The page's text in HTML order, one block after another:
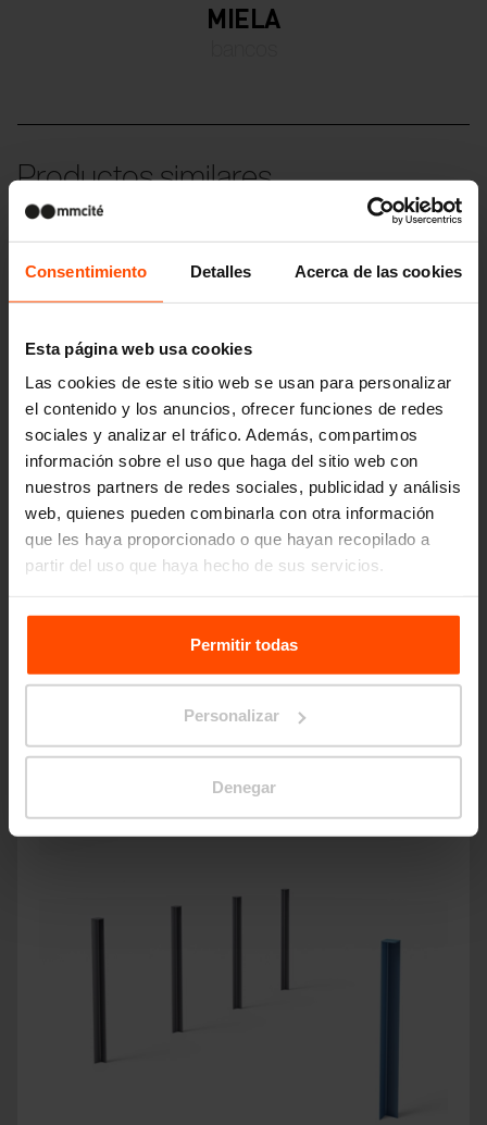
Consentimiento Detalles Acerca de las cookies
Esta página web usa cookies
Las cookies de este sitio web se usan para personalizar
el contenido y los anuncios, ofrecer funciones de redes
sociales y analizar el tráfico. Además, compartimos
información sobre el uso que haga del sitio web con
nuestros partners de redes sociales, publicidad y análisis
web, quienes pueden combinarla con otra información
que les haya proporcionado o que hayan recopilado a
partir del uso que haya hecho de sus servicios.
Para más información, visitePrinciples Relating to the
Processing Personal Data.Permitir todas
Personalizar
Denegar
MIELA
Productos similares